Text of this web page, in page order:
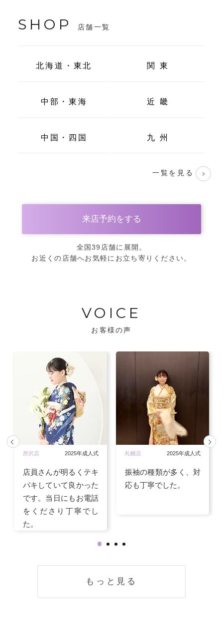
SHOP 店舗一覧
北海道・東北 関 東
中部・東海 近 畿
中国・四国 九 州
一覧を見る
来店予約をする
全国39店舗に展開。
お近くの店舗へお気軽にお立ち寄りください。
VOICE
お客様の声
所沢店 2025年成人式
店員さんが明るくテキ
パキしていて良かった
です。当日にもお電話
をくださり丁寧でし
た。
札幌店 2025年成人式
振袖の種類が多く、対
応も丁寧でした。
もっと見る